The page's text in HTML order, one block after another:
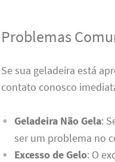
Problemas
Se sua geladeira está
contato conosco
Geladeira Não Gela:
ser um problema no
Excesso de Gelo: O